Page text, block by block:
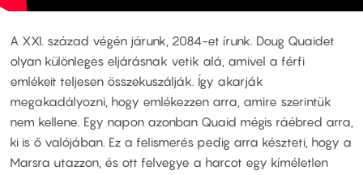
A XXI. század végén járunk, 2084-et írunk. Doug Quaidet
olyan különleges eljárásnak vetik alá, amivel a férfi
emlékeit teljesen összekuszálják. Így akarják
megakadályozni, hogy emlékezzen arra, amire szerintük
nem kellene. Egy napon azonban Quaid mégis ráébred arra,
ki is ő valójában. Ez a felismerés pedig arra készteti, hogy a
Marsra utazzon, és ott felvegye a harcot egy kíméletlen